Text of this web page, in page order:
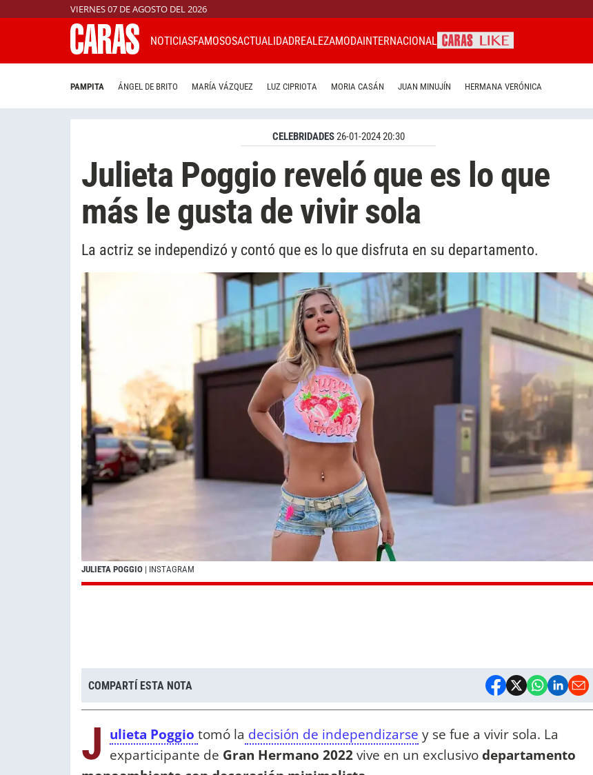
VIERNES 07 DE AGOSTO DEL 2026
NOTICIASFAMOSOSACTUALIDADREALEZAMODAINTERNACIONAL
PAMPITA ÁNGEL DE BRITO MARÍA VÁZQUEZ LUZ CIPRIOTA MORIA CASÁN JUAN MINUJÍN HERMANA VERÓNICA
CELEBRIDADES26-01-2024 20:30
Julieta Poggio reveló que es lo que
más le gusta de vivir sola
La actriz se independizó y contó que es lo que disfruta en su departamento.
JULIETA POGGIO | INSTAGRAM
COMPARTÍ ESTA NOTA
J ulieta Poggio tomó la decisión de independizarse y se fue a vivir sola. La
exparticipante de Gran Hermano 2022vive en un exclusivodepartamento